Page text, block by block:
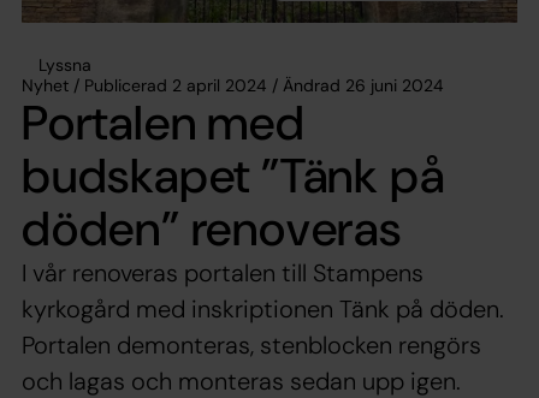
Lyssna
Nyhet / Publicerad 2 april 2024 / Ändrad 26 juni 2024
Portalen med
budskapet ”Tänk på
döden” renoveras
I vår renoveras portalen till Stampens
kyrkogård med inskriptionen Tänk på döden.
Portalen demonteras, stenblocken rengörs
och lagas och monteras sedan upp igen.